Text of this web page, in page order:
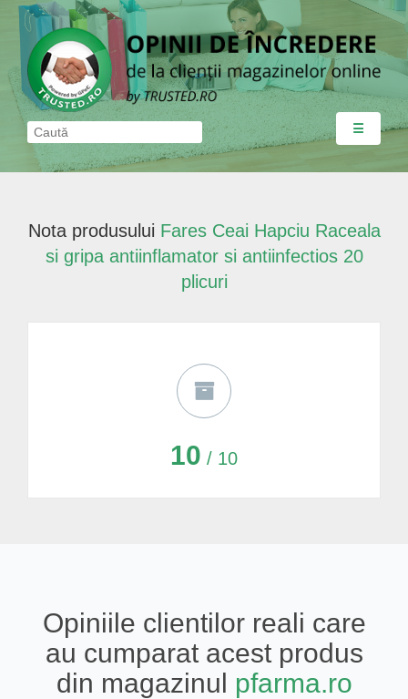
☰
Nota produsului Fares Ceai Hapciu Raceala
si gripa antiinflamator si antiinfectios 20
plicuri
10 / 10
Opiniile clientilor reali care
au cumparat acest produs
din magazinul pfarma.ro